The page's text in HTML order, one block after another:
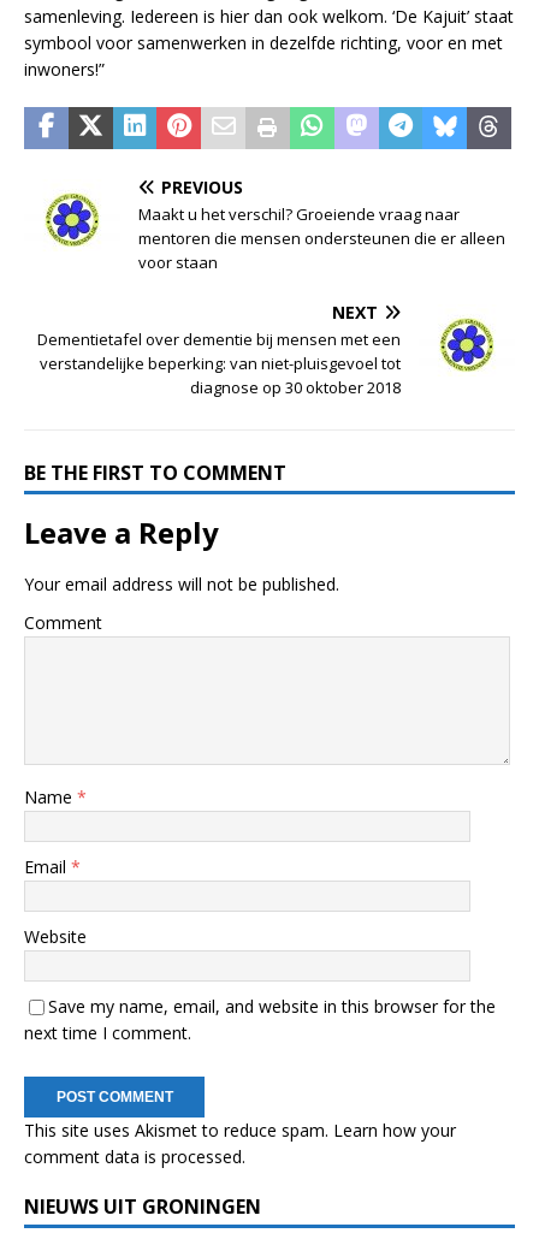
samenleving. Iedereen is hier dan ook welkom. ‘De Kajuit’ staat
symbool voor samenwerken in dezelfde richting, voor en met
inwoners!”
PREVIOUS
Maakt u het verschil? Groeiende vraag naar
mentoren die mensen ondersteunen die er alleen
voor staan
NEXT
Dementietafel over dementie bij mensen met een
verstandelijke beperking: van niet-pluisgevoel tot
diagnose op 30 oktober 2018
BE THE FIRST TO COMMENT
Leave a Reply
Your email address will not be published.
Comment
Name *
Email *
Website
Save my name, email, and website in this browser for the
next time I comment.
This site uses Akismet to reduce spam. Learn how your
comment data is processed.
NIEUWS UIT GRONINGEN